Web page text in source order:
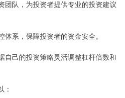
团队，为投资者提供专业的投资建议
系，保障投资者的资金安全。
自己的投资策略灵活调整杠杆倍数和
：